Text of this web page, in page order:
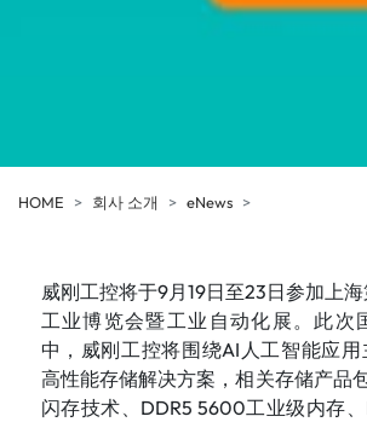
HOME 회사 소개 eNews
威刚工控将于9月19日至23日参加上
工业博览会暨工业自动化展。此次
中，威刚工控将围绕AI人工智能应
高性能存储解决方案，相关存储产品
闪存技术、DDR5 5600工业级内存